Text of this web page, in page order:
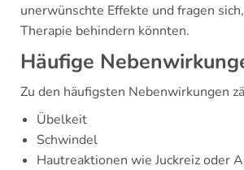
unerwünschte Effekte und fragen
Therapie behindern könnten.
Häufige
Zu den häufigsten Nebenwirkungen
Übelkeit
Schwindel
Hautreaktionen wie Juckreiz oder